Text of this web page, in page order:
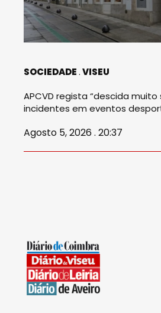
SOCIEDADE VISEU
APCVD regista “descida
incidentes em eventos
Agosto 5, 2026 . 20:37